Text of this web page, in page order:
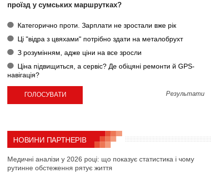
проїзд у сумських маршрутках?
Категорично проти. Зарплати не зростали вже рік
Ці "відра з цвяхами" потрібно здати на металобрухт
З розумінням, адже ціни на все зросли
Ціна підвищиться, а сервіс? Де обіцяні ремонти й GPS-
навігація?
Результати
НОВИНИ ПАРТНЕРІВ
Медичні аналізи у 2026 році: що показує статистика і чому
рутинне обстеження рятує життя